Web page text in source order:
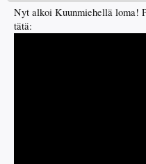
Nyt alkoi Kuunmiehellä loma!
tätä: